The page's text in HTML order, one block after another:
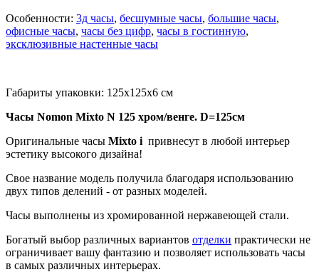
Особенности: 3д часы, бесшумные часы, большие часы,
офисные часы, часы без цифр, часы в гостинную,
эксклюзивные настенные часы
Габариты упаковки: 125x125x6 см
Часы Nomon Mixto N 125 хром/венге. D=125см
Оригинальные часы Mixto i привнесут в любой интерьер
эстетику высокого дизайна!
Свое название модель получила благодаря использованию
двух типов делений - от разных моделей.
Часы выполнены из хромированной нержавеющей стали.
Богатый выбор различных вариантов отделки практически не
ограничивает вашу фантазию и позволяет использовать часы
в самых различных интерьерах.